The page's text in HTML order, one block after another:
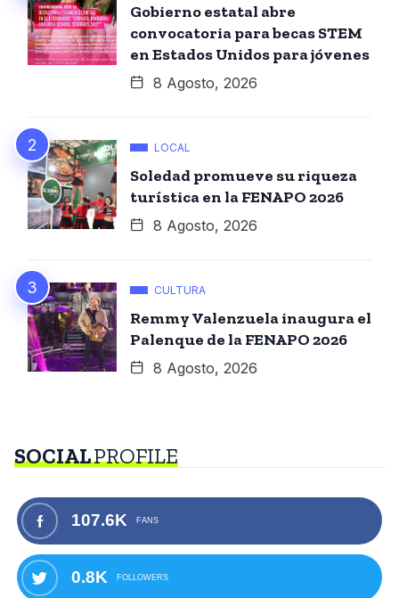
Gobierno estatal abre
convocatoria para becas STEM
en Estados Unidos para jóvenes
8 Agosto, 2026
LOCAL
Soledad promueve su riqueza
turística en la FENAPO 2026
8 Agosto, 2026
CULTURA
Remmy Valenzuela inaugura el
Palenque de la FENAPO 2026
8 Agosto, 2026
SOCIALPROFILE
107.6K FANS
0.8K FOLLOWERS